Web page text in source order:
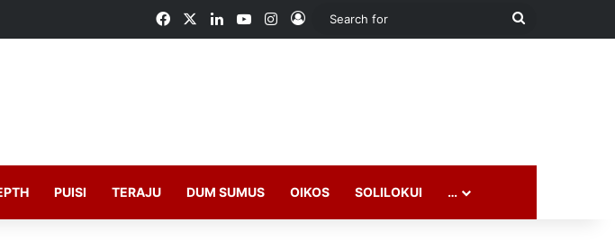
FacebookLinkedInYouTubeInstagram
Log In
Search
PUISI TERAJU DUM SUMUS OIKOS SOLILOKUI …